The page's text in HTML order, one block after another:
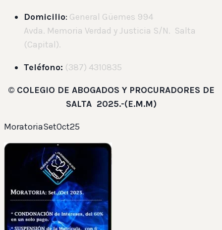
Domicilio: General Güemes 994
Avda. Memoria Verdad y Justicia S/N. Salta
(Capital).
Teléfono: (387) 4310835
© COLEGIO DE ABOGADOS Y PROCURADORES DE
SALTA 2025.-(E.M.M)
MoratoriaSetOct25